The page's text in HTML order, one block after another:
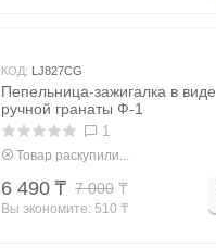
КОД: LJ827CG
Пепельница-зажигалка в виде
ручной гранаты Ф-1
1
Товар раскупили...
7 000 ₸
6 490 ₸
Вы экономите: 510 ₸